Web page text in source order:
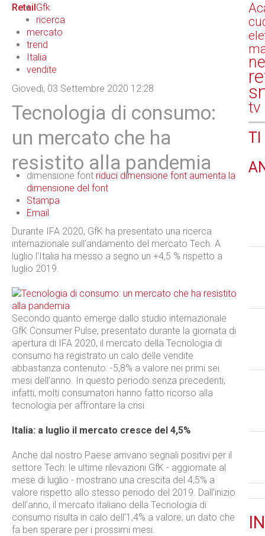
Retail Gfk
ricerca
mercato
trend
Italia
vendite
Giovedì, 03 Settembre 2020 12:28
Tecnologia di consumo:
un mercato che ha
resistito alla pandemia
dimensione font riduci dimensione font aumenta la
dimensione del font
Stampa
Email
Durante IFA 2020, GfK ha presentato una ricerca
internazionale sull'andamento del mercato Tech. A
luglio l'Italia ha messo a segno un +4,5 % rispetto a
luglio 2019.
Secondo quanto emerge dallo studio internazionale
GfK Consumer Pulse, presentato durante la giornata di
apertura di IFA 2020, il mercato della Tecnologia di
consumo ha registrato un calo delle vendite
abbastanza contenuto: -5,8% a valore nei primi sei
mesi dell’anno. In questo periodo senza precedenti,
infatti, molti consumatori hanno fatto ricorso alla
tecnologia per affrontare la crisi.
Italia: a luglio il mercato cresce del 4,5%
Anche dal nostro Paese arrivano segnali positivi per il
settore Tech: le ultime rilevazioni GfK - aggiornate al
mese di luglio - mostrano una crescita del 4,5% a
valore rispetto allo stesso periodo del 2019. Dall’inizio
dell’anno, il mercato italiano della Tecnologia di
consumo risulta in calo dell'1,4% a valore; un dato che
fa ben sperare per i prossimi mesi.
tv
TI
IN